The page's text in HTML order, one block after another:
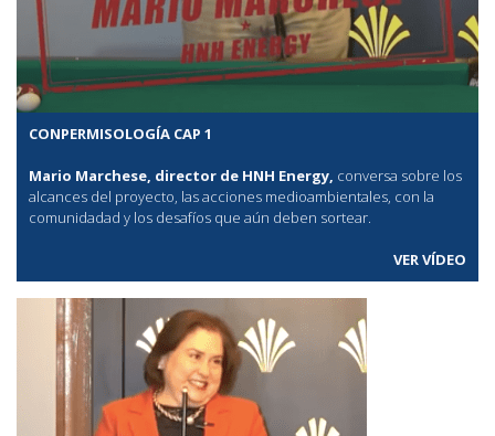
CONPERMISOLOGÍA CAP 1
Mario Marchese, director de HNH Energy, conversa sobre los
alcances del proyecto, las acciones medioambientales, con la
comunidadad y los desafíos que aún deben sortear.
VER VÍDEO